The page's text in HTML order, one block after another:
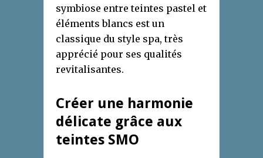
symbiose entre teintes pastel et
éléments blancs est un
classique du style spa, très
apprécié pour ses qualités
revitalisantes.
Créer une harmonie
délicate grâce aux
teintes SMO